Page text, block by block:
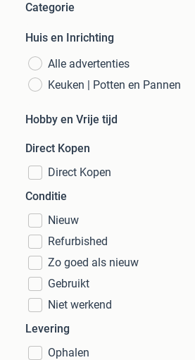
Categorie
Huis en Inrichting
Alle advertenties
Keuken | Potten en Pannen
Hobby en Vrije tijd
Direct Kopen
Direct Kopen
Conditie
Nieuw
Refurbished
Zo goed als nieuw
Gebruikt
Niet werkend
Levering
Ophalen